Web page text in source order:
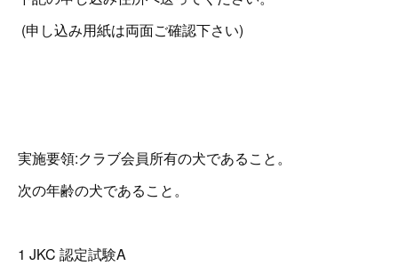
(申し込み用紙は両面ご確認下さい)
実施要領:クラブ会員所有の犬であること。
次の年齢の犬であること。
1 JKC 認定試験A